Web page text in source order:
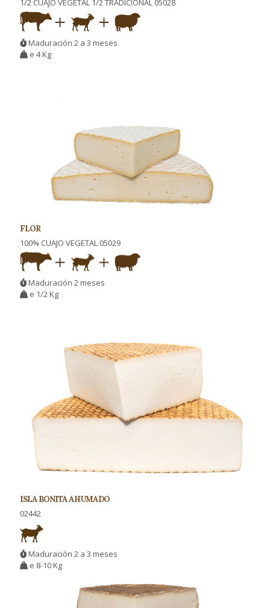
1/2 CUAJO VEGETAL 1/2 TRADICIONAL 05028
Maduración 2 a 3 meses
e 4 Kg
FLOR
100% CUAJO VEGETAL 05029
Maduración 2 meses
e 1/2 Kg
ISLA BONITA AHUMADO
02442
Maduración 2 a 3 meses
e 8-10 Kg